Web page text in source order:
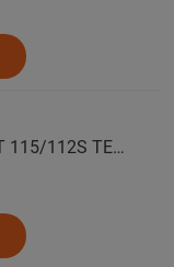
DAVANTI Автошина 225/75 R16 LT 115/112S TERRATOURA A/T RWL 10PR RPR M+S